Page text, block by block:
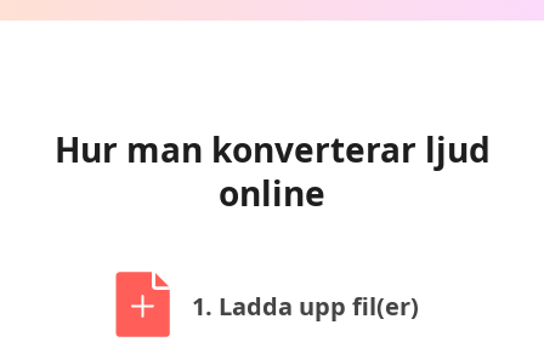
Hur man konverterar ljud
online
1. Ladda upp fil(er)